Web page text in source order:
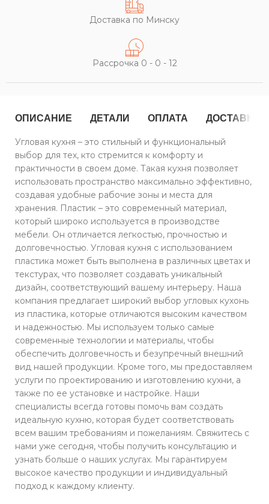
Доставка по Минску
Рассрочка 0 - 0 - 12
ОПИСАНИЕ ДЕТАЛИ ОПЛАТА ДОСТАВКА
Угловая кухня – это стильный и функциональный
выбор для тех, кто стремится к комфорту и
практичности в своем доме. Такая кухня позволяет
использовать пространство максимально эффективно,
создавая удобные рабочие зоны и места для
хранения. Пластик – это современный материал,
который широко используется в производстве
мебели. Он отличается легкостью, прочностью и
долговечностью. Угловая кухня с использованием
пластика может быть выполнена в различных цветах и
текстурах, что позволяет создавать уникальный
дизайн, соответствующий вашему интерьеру. Наша
компания предлагает широкий выбор угловых кухонь
из пластика, которые отличаются высоким качеством
и надежностью. Мы используем только самые
современные технологии и материалы, чтобы
обеспечить долговечность и безупречный внешний
вид нашей продукции. Кроме того, мы предоставляем
услуги по проектированию и изготовлению кухни, а
также по ее установке и настройке. Наши
специалисты всегда готовы помочь вам создать
идеальную кухню, которая будет соответствовать
всем вашим требованиям и пожеланиям. Свяжитесь с
нами уже сегодня, чтобы получить консультацию и
узнать больше о наших услугах. Мы гарантируем
высокое качество продукции и индивидуальный
подход к каждому клиенту.